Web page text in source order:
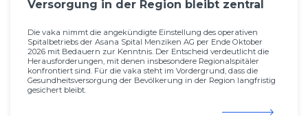
Versorgung in der Region bleibt zentral
Die vaka nimmt die angekündigte Einstellung des operativen
Spitalbetriebs der Asana Spital Menziken AG per Ende Oktober
2026 mit Bedauern zur Kenntnis. Der Entscheid verdeutlicht die
Herausforderungen, mit denen insbesondere Regionalspitäler
konfrontiert sind. Für die vaka steht im Vordergrund, dass die
Gesundheitsversorgung der Bevölkerung in der Region langfristig
gesichert bleibt.